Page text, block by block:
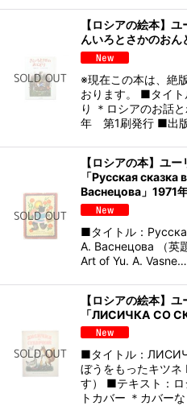
【ロシアの絵本】
んいろとさかのお
※現在この本は、絶
おります。 ■タイト
り ＊ロシアのお話
年 第1刷発行 ■出
【ロシアの本】ユ
「Русская
Васнецова」1971
■タイトル：
А. Васнецова （英
Art of Yu. A. Vasne…
【ロシアの絵本】
「ЛИСИЧКА СО
■タイトル：
ぼうをもったキツ
す） ■テキスト：
トカバー ＊カバー